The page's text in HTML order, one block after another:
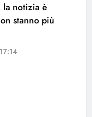
la notizia è
stanno più